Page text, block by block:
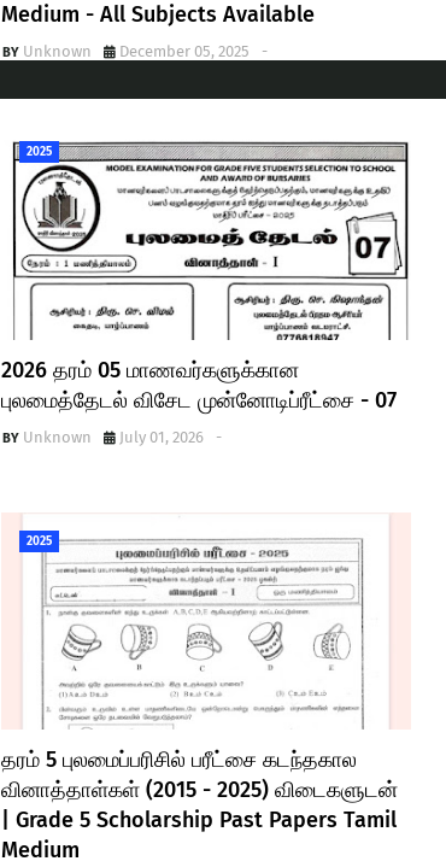
Medium - All Subjects Available
Unknown -
December 05, 2025
2025
2026 தரம் 05 மாணவர்களுக்கான
புலமைத்தேடல் விசேட முன்னோடிப்ரீட்சை - 07
Unknown -
July 01, 2026
2025
தரம் 5 புலமைப்பரிசில் பரீட்சை கடந்தகால
வினாத்தாள்கள் (2015 - 2025) விடைகளுடன்
| Grade 5 Scholarship Past Papers Tamil
Medium